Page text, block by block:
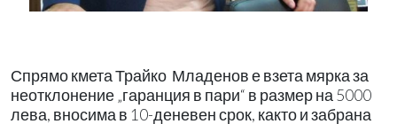
Спрямо кмета Трайко Младенов е взета мярка за
неотклонение „гаранция в пари“ в размер на 5000
лева, вносима в 10-деневен срок, както и забрана